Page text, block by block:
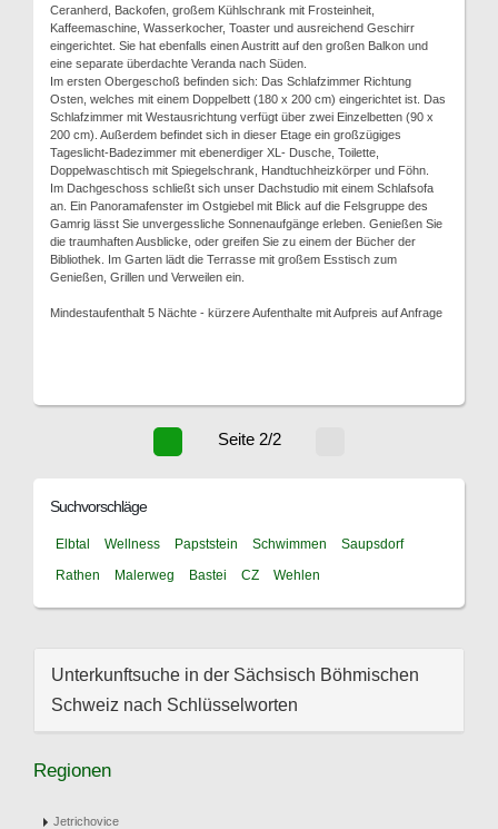
Ceranherd, Backofen, großem Kühlschrank mit Frosteinheit,
Kaffeemaschine, Wasserkocher, Toaster und ausreichend Geschirr
eingerichtet. Sie hat ebenfalls einen Austritt auf den großen Balkon und
eine separate überdachte Veranda nach Süden.
Im ersten Obergeschoß befinden sich: Das Schlafzimmer Richtung
Osten, welches mit einem Doppelbett (180 x 200 cm) eingerichtet ist. Das
Schlafzimmer mit Westausrichtung verfügt über zwei Einzelbetten (90 x
200 cm). Außerdem befindet sich in dieser Etage ein großzügiges
Tageslicht-Badezimmer mit ebenerdiger XL- Dusche, Toilette,
Doppelwaschtisch mit Spiegelschrank, Handtuchheizkörper und Föhn.
Im Dachgeschoss schließt sich unser Dachstudio mit einem Schlafsofa
an. Ein Panoramafenster im Ostgiebel mit Blick auf die Felsgruppe des
Gamrig lässt Sie unvergessliche Sonnenaufgänge erleben. Genießen Sie
die traumhaften Ausblicke, oder greifen Sie zu einem der Bücher der
Bibliothek. Im Garten lädt die Terrasse mit großem Esstisch zum
Genießen, Grillen und Verweilen ein.
Mindestaufenthalt 5 Nächte - kürzere Aufenthalte mit Aufpreis auf Anfrage
Seite 2/2
Suchvorschläge
Elbtal Wellness Papststein Schwimmen
Saupsdorf
Rathen
Malerweg Bastei CZ Wehlen
Unterkunftsuche in der Sächsisch Böhmischen
Schweiz nach Schlüsselworten
Regionen
Jetrichovice